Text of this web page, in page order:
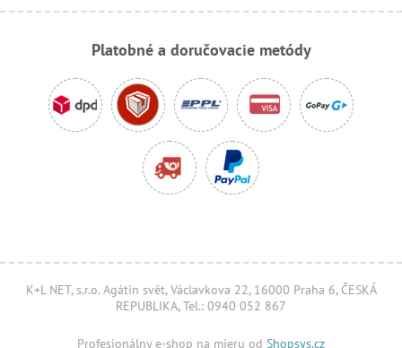
Platobné a doručovacie metódy
K+L NET, s.r.o. Agátin svět, Václavkova 22, 16000 Praha 6, ČESKÁ
REPUBLIKA, Tel.: 0940 052 867
Profesionálny e-shop na mieru od Shopsys.cz